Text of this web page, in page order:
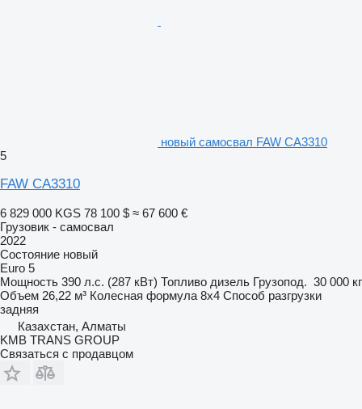
новый самосвал FAW CA3310
5
FAW CA3310
6 829 000 KGS 78 100 $ ≈ 67 600 €
Грузовик - самосвал
2022
Состояние новый
Euro 5
Мощность 390 л.с. (287 кВт) Топливо дизель Грузопод. 30 000 кг
Объем 26,22 м³ Колесная формула 8x4 Способ разгрузки
задняя
Казахстан, Алматы
KMB TRANS GROUP
Связаться с продавцом